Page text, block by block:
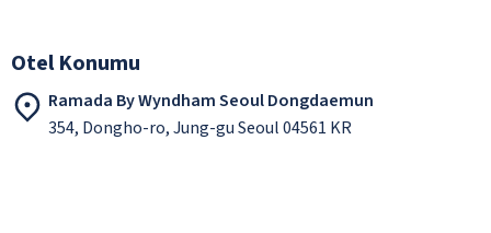
Otel Konumu
Ramada By Wyndham Seoul Dongdaemun
354, Dongho-ro, Jung-gu Seoul 04561 KR